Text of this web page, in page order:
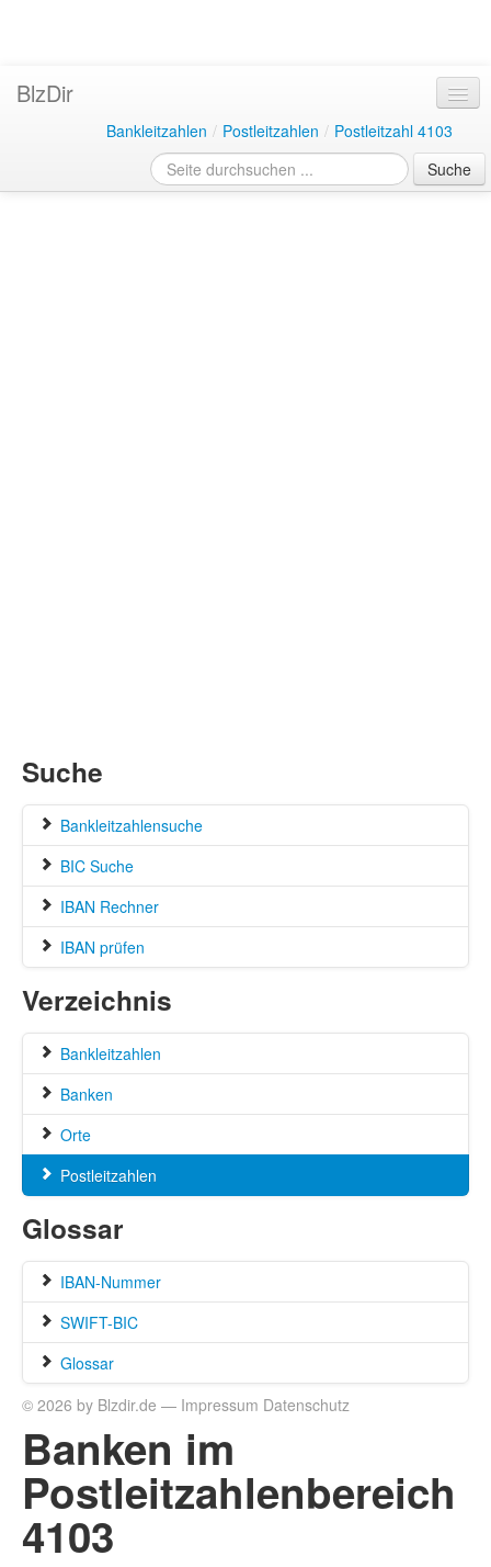
BlzDir
Bankleitzahlen / Postleitzahlen / Postleitzahl 4103
Suche
Suche
Bankleitzahlensuche
BIC Suche
IBAN Rechner
IBAN prüfen
Verzeichnis
Bankleitzahlen
Banken
Orte
Postleitzahlen
Glossar
IBAN-Nummer
SWIFT-BIC
Glossar
© 2026 by Blzdir.de — Impressum Datenschutz
Banken im
Postleitzahlenbereich
4103